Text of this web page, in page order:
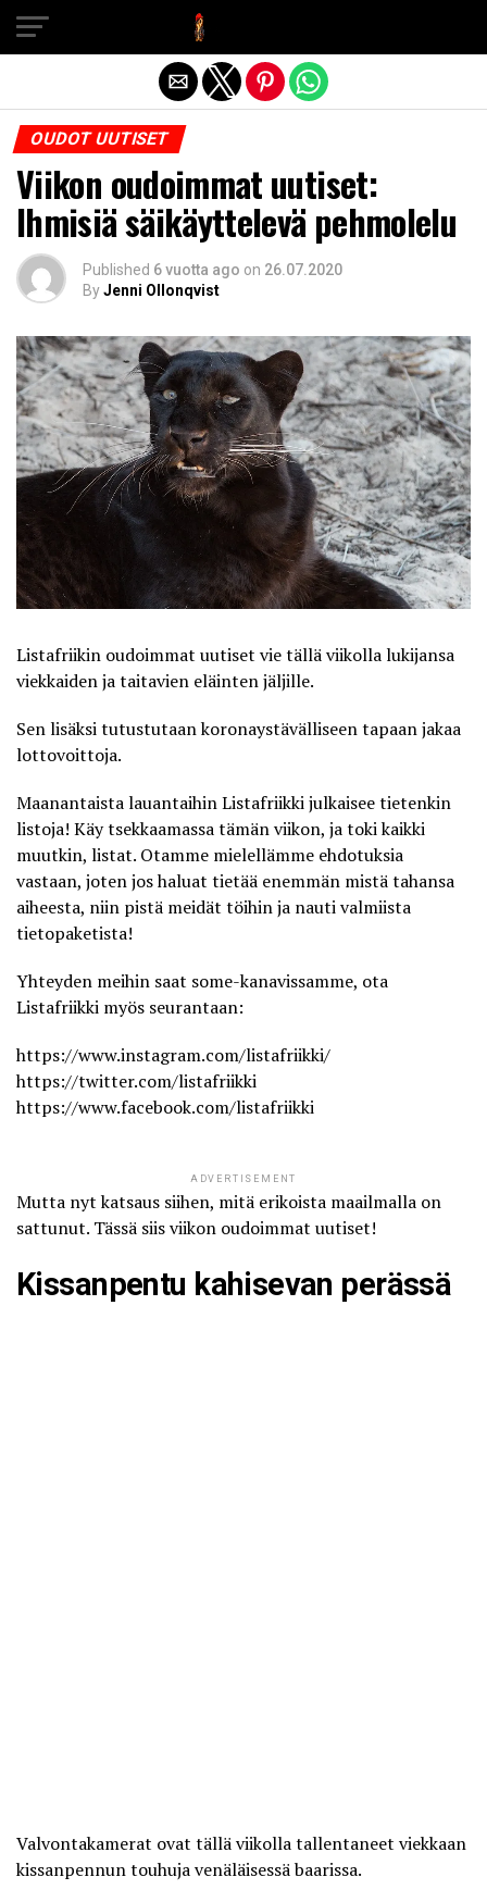
OUDOT UUTISET
Viikon oudoimmat uutiset:
Ihmisiä säikäyttelevä pehmolelu
Published 6 vuotta ago on 26.07.2020
ByJenni Ollonqvist
Listafriikin oudoimmat uutiset vie tällä viikolla lukijansa
viekkaiden ja taitavien eläinten jäljille.
Sen lisäksi tutustutaan koronaystävälliseen tapaan jakaa
lottovoittoja.
Maanantaista lauantaihinListafriikkijulkaisee tietenkin
listoja! Käy tsekkaamassa tämän viikon, ja toki kaikki
muutkin, listat. Otamme mielellämme ehdotuksia
vastaan, joten jos haluat tietää enemmän mistä tahansa
aiheesta, niin pistä meidät töihin ja nauti valmiista
tietopaketista!
Yhteyden meihin saat some-kanavissamme, ota
Listafriikki myös seurantaan:
https://www.instagram.com/listafriikki/
https://twitter.com/listafriikki
https://www.facebook.com/listafriikki
ADVERTISEMENT
Mutta nyt katsaus siihen, mitä erikoista maailmalla on
sattunut. Tässä siis viikon oudoimmat uutiset!
Kissanpentu kahisevan perässä
Valvontakamerat ovat tällä viikolla tallentaneet viekkaan
kissanpennun touhuja venäläisessä baarissa.
Exit mobile version